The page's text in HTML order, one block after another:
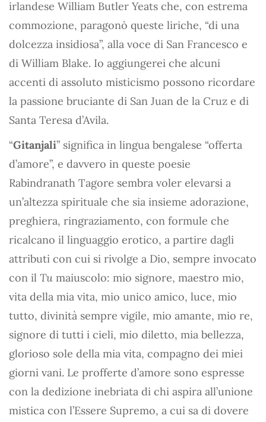
irlandese William Butler Yeats che, con estrema
commozione, paragonò queste liriche, “di una
dolcezza insidiosa”, alla voce di San Francesco e
di William Blake. Io aggiungerei che alcuni
accenti di assoluto misticismo possono ricordare
la passione bruciante di San Juan de la Cruz e di
Santa Teresa d’Avila.
“Gitanjali” significa in lingua bengalese “offerta
d’amore”, e davvero in queste poesie
Rabindranath Tagore sembra voler elevarsi a
un’altezza spirituale che sia insieme adorazione,
preghiera, ringraziamento, con formule che
ricalcano il linguaggio erotico, a partire dagli
attributi con cui si rivolge a Dio, sempre invocato
con il Tu maiuscolo: mio signore, maestro mio,
vita della mia vita, mio unico amico, luce, mio
tutto, divinità sempre vigile, mio amante, mio re,
signore di tutti i cieli, mio diletto, mia bellezza,
glorioso sole della mia vita, compagno dei miei
giorni vani. Le profferte d’amore sono espresse
con la dedizione inebriata di chi aspira all’unione
mistica con l’Essere Supremo, a cui sa di dovere